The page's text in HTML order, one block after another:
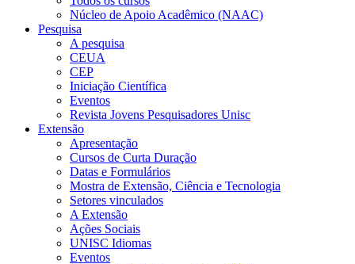
Núcleo de Apoio Acadêmico (NAAC)
Pesquisa
A pesquisa
CEUA
CEP
Iniciação Científica
Eventos
Revista Jovens Pesquisadores Unisc
Extensão
Apresentação
Cursos de Curta Duração
Datas e Formulários
Mostra de Extensão, Ciência e Tecnologia
Setores vinculados
A Extensão
Ações Sociais
UNISC Idiomas
Eventos